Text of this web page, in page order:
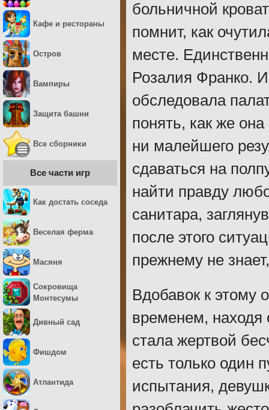
больничной
помнит, как
месте.
Розалия Франко.
обследовала
понять, как же
ни малейшего
сдаваться на
найти правду
санитара,
после этого
прежнему не
Вдобавок к этому
временем, находя
стала жертвой
есть только один
испытания,
Кафе и рестораны
Остров
Вампиры
Защита башни
Все сборники
Все части игр
Как достать соседа
Веселая ферма
Масяня
Сокровища
Монтесумы
Дивный сад
Фишдом
Атлантида